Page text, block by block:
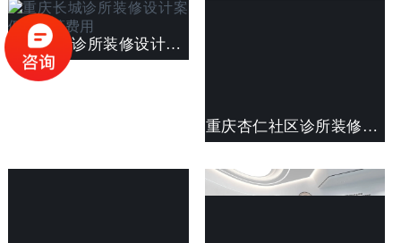
重庆长城诊所装修设计案例及预算费用
重庆杏仁社区诊所装修案例及费用清单